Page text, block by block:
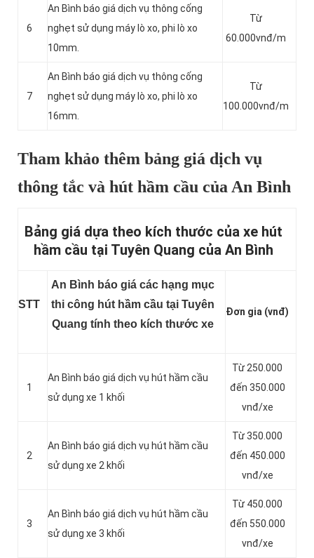
6
An Bình báo giá dịch vụ thông cống
nghẹt sử dụng máy lò xo, phi lò xo
10mm.
Từ
60.000vnđ/m
7
An Bình báo giá dịch vụ thông cống
nghẹt sử dụng máy lò xo, phi lò xo
16mm.
Từ
100.000vnđ/m
Tham khảo thêm bảng giá dịch vụ
thông tắc và hút hầm cầu của An Bình
Bảng giá dựa theo kích thước của xe hút
hầm cầu tại Tuyên Quang của An Bình
STT
An Bình báo giá các hạng mục
thi công hút hầm cầu tại Tuyên
Quang tính theo kích thước xe
Đơn gia (vnđ)
1
An Bình báo giá dịch vụ hút hầm cầu
sử dụng xe 1 khối
Từ 250.000
đến 350.000
vnđ/xe
2
An Bình báo giá dịch vụ hút hầm cầu
sử dụng xe 2 khối
Từ 350.000
đến 450.000
vnđ/xe
3
An Bình báo giá dịch vụ hút hầm cầu
sử dụng xe 3 khối
Từ 450.000
đến 550.000
vnđ/xe